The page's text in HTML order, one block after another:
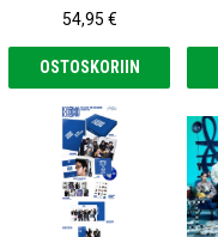
54,95 €
OSTOSKORIIN